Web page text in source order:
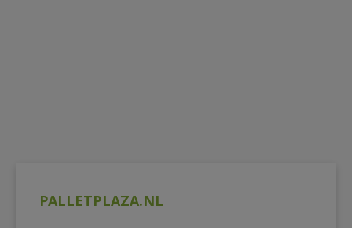
PALLETPLAZA.NL